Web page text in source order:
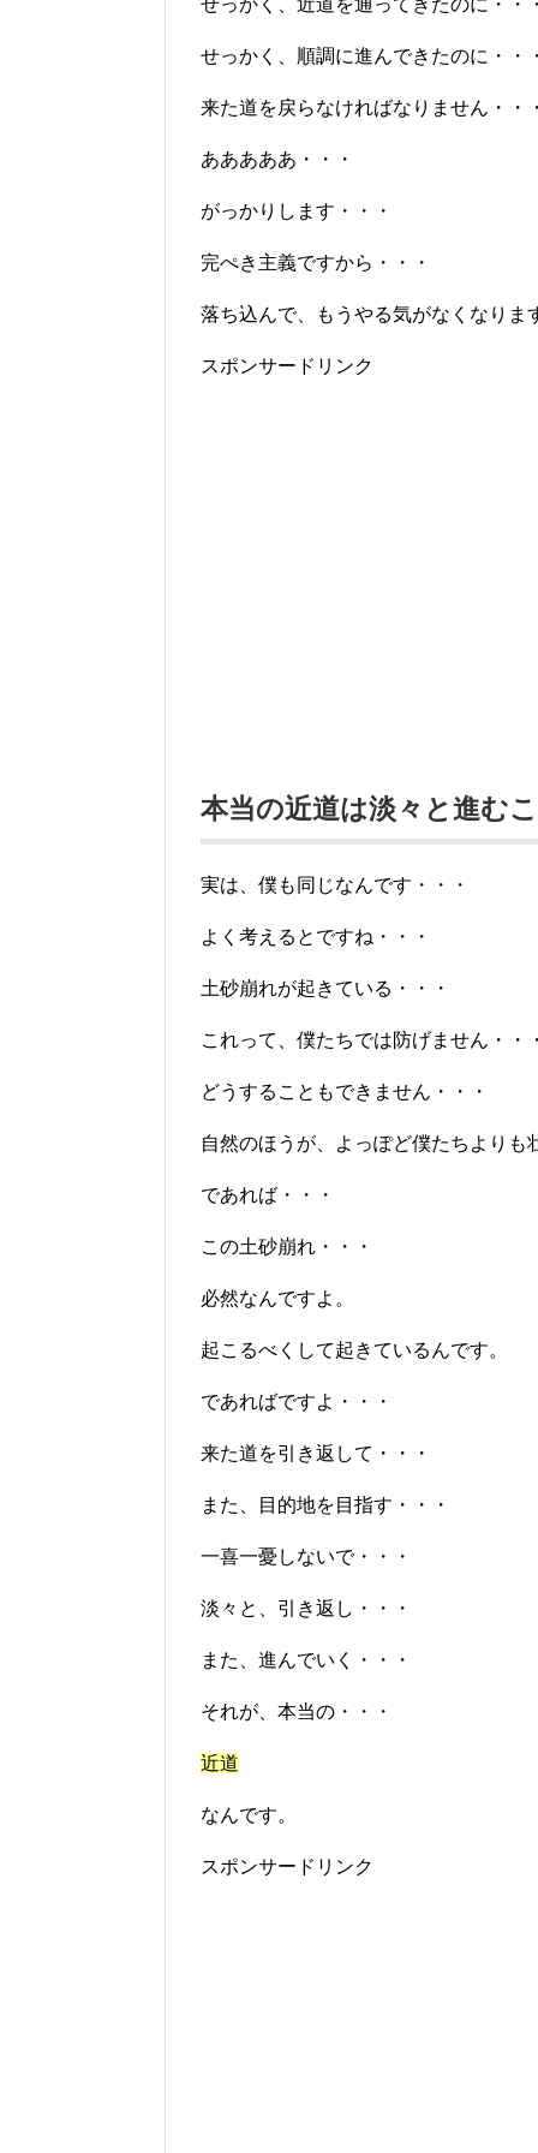
せっかく、近道を通ってきたのに・・・
せっかく、順調に進んできたのに・・・
来た道を戻らなければなりません・・・
あああああ・・・
がっかりします・・・
完ぺき主義ですから・・・
落ち込んで、もうやる気がなくなりま
スポンサードリンク
本当の近道は淡々と進むこ
実は、僕も同じなんです・・・
よく考えるとですね・・・
土砂崩れが起きている・・・
これって、僕たちでは防げません・・・
どうすることもできません・・・
自然のほうが、よっぽど僕たちよりも
であれば・・・
この土砂崩れ・・・
必然なんですよ。
起こるべくして起きているんです。
であればですよ・・・
来た道を引き返して・・・
また、目的地を目指す・・・
一喜一憂しないで・・・
淡々と、引き返し・・・
また、進んでいく・・・
それが、本当の・・・
近道
なんです。
スポンサードリンク